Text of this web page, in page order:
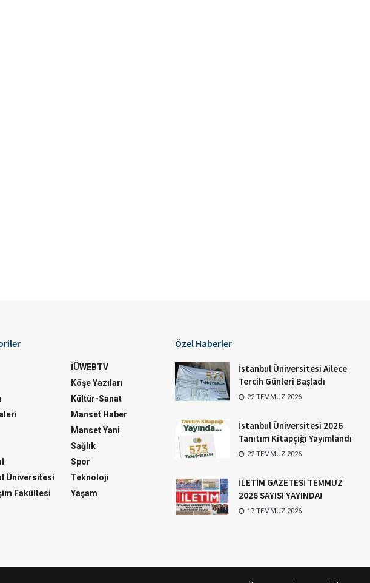
Üniversitesi
Fakültesi
İÜWEBTV
Köşe Yazıları
Kültür-Sanat
Manset Haber
Manset Yani
Sağlık
Spor
Teknoloji
Yaşam
Özel Haberler
İstanbul Üniversitesi Ailece
Tercih Günleri Başladı
22 TEMMUZ 2026
İstanbul Üniversitesi 2026
Tanıtım Kitapçığı Yayımlandı
22 TEMMUZ 2026
İLETİM GAZETESİ TEMMUZ
2026 SAYISI YAYINDA!
17 TEMMUZ 2026